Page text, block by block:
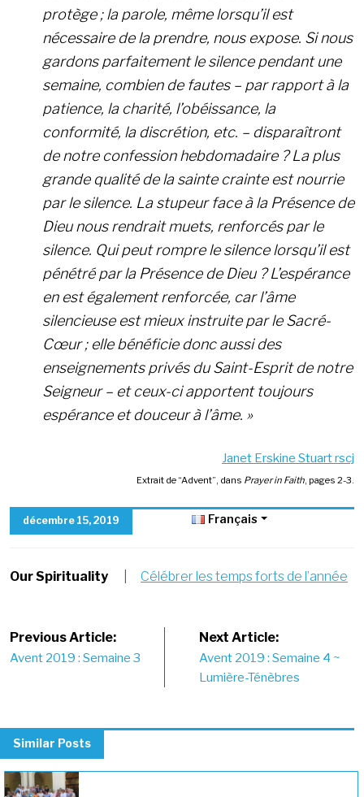
protège ; la parole, même lorsqu’il est
nécessaire de la prendre, nous expose. Si nous
gardons parfaitement le silence pendant une
semaine, combien de fautes – par rapport à la
patience, la charité, l’obéissance, la
conformité, la discrétion, etc. – disparaîtront
de notre confession hebdomadaire ? La plus
grande qualité de la sainte crainte est nourrie
par le silence. La stupeur face à la Présence de
Dieu nous rendrait muets, renforcés par le
silence. Qui peut rompre le silence lorsqu’il est
pénétré par la Présence de Dieu ? L’espérance
en est également renforcée, car l’âme
silencieuse est mieux instruite par le Sacré-
Cœur ; elle bénéficie donc aussi des
enseignements privés du Saint-Esprit de notre
Seigneur – et ceux-ci apportent toujours
espérance et douceur à l’âme. »
Janet Erskine Stuart rscj
Extrait de “Advent”, dans Prayer in Faith, pages 2-3.
décembre 15, 2019 Français
Our Spirituality Célébrer les temps forts de l’année
Post
navigation
Previous Article:
Avent 2019 : Semaine 3
Next Article:
Avent 2019 : Semaine 4 ~
Lumière-Ténèbres
Similar Posts